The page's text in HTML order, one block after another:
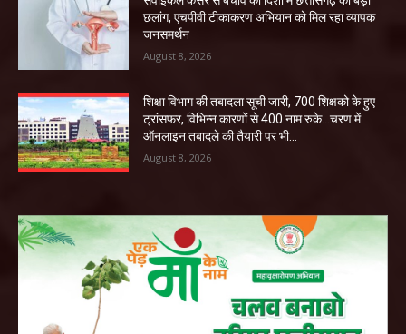
छलांग, एचपीवी टीकाकरण अभियान को मिल रहा व्यापक
जनसमर्थन
August 8, 2026
शिक्षा विभाग की तबादला सूची जारी, 700 शिक्षको के हुए
ट्रांसफर, विभिन्न कारणों से 400 नाम रुके…चरण में
ऑनलाइन तबादले की तैयारी पर भी...
August 8, 2026